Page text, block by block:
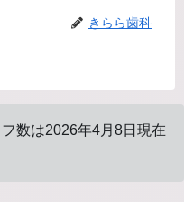
きらら歯科
数は2026年4月8日現在